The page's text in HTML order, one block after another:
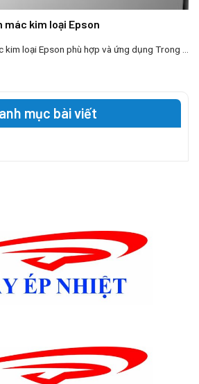
mục bài viết
mác kim loại Epson
kim loại Epson phù hợp và ứng dụng Trong ...